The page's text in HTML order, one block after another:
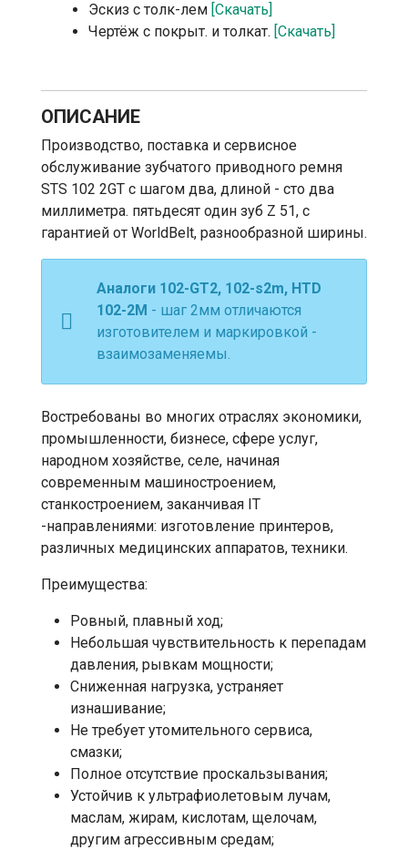
Эскиз с толк-лем [Скачать]
Чертёж с покрыт. и толкат. [Скачать]
ОПИСАНИЕ
Производство, поставка и сервисное
обслуживание зубчатого приводного ремня
STS 102 2GT с шагом два, длиной - сто два
миллиметра. пятьдесят один зуб Z 51, с
гарантией от WorldBelt, разнообразной ширины.
Аналоги 102-GT2, 102-s2m, HTD
102-2М - шаг 2мм отличаются
изготовителем и маркировкой -
взаимозаменяемы.
Востребованы во многих отраслях экономики,
промышленности, бизнесе, сфере услуг,
народном хозяйстве, селе, начиная
современным машиностроением,
станкостроением, заканчивая IT
-направлениями: изготовление принтеров,
различных медицинских аппаратов, техники.
Преимущества:
Ровный, плавный ход;
Небольшая чувствительность к перепадам
давления, рывкам мощности;
Сниженная нагрузка, устраняет
изнашивание;
Не требует утомительного сервиса,
смазки;
Полное отсутствие проскальзывания;
Устойчив к ультрафиолетовым лучам,
маслам, жирам, кислотам, щелочам,
другим агрессивным средам;